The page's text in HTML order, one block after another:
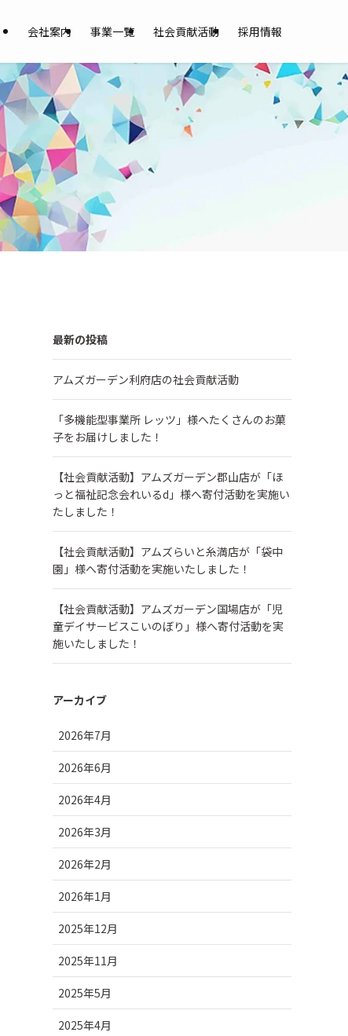
会社案内 事業一覧 社会貢献活動 採用情報
最新の投稿
アムズガーデン利府店の社会貢献活動
「多機能型事業所 レッツ」様へたくさんのお菓
子をお届けしました！
【社会貢献活動】アムズガーデン郡山店が「ほ
っと福祉記念会れいるd」様へ寄付活動を実施い
たしました！
【社会貢献活動】アムズらいと糸満店が「袋中
園」様へ寄付活動を実施いたしました！
【社会貢献活動】アムズガーデン国場店が「児
童デイサービスこいのぼり」様へ寄付活動を実
施いたしました！
アーカイブ
2026年7月
2026年6月
2026年4月
2026年3月
2026年2月
2026年1月
2025年12月
2025年11月
2025年5月
2025年4月